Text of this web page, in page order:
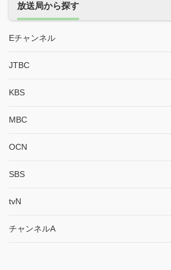
放送局から探す
Eチャンネル
JTBC
KBS
MBC
OCN
SBS
tvN
チャンネルA